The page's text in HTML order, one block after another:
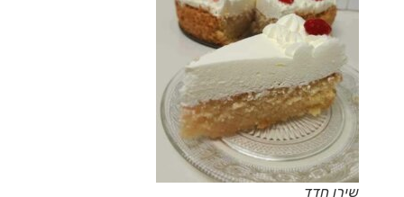
שירן חדד